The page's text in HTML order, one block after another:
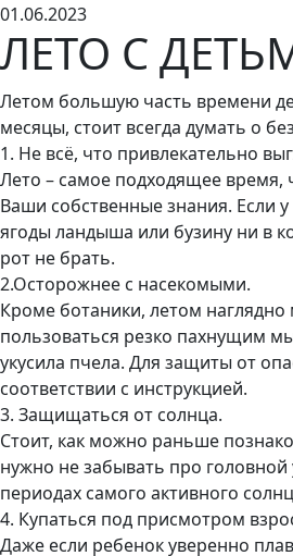
01.06.2023
ЛЕТО С
Летом большую часть времени
месяцы, стоит всегда думать о
1. Не всё, что привлекательно
Лето – самое подходящее время,
Ваши собственные знания. Если
ягоды ландыша или бузину ни в
рот не брать.
2.Осторожнее с насекомыми.
Кроме ботаники, летом
пользоваться резко пахнущим
укусила пчела. Для защиты от
соответствии с инструкцией.
3. Защищаться от солнца.
Стоит, как можно раньше
нужно не забывать про
периодах самого активного
4. Купаться под присмотром
Даже если ребенок уверенно